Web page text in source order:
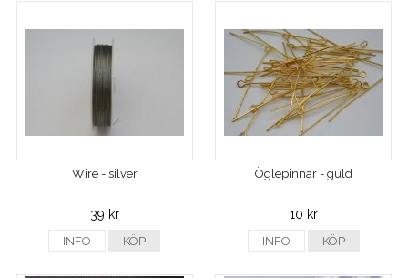
Wire - silver
39 kr
INFO KÖP
Öglepinnar - guld
10 kr
INFO KÖP